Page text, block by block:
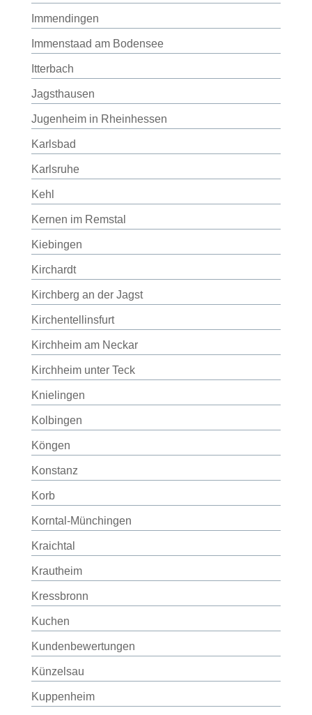
Immendingen
Immenstaad am Bodensee
Itterbach
Jagsthausen
Jugenheim in Rheinhessen
Karlsbad
Karlsruhe
Kehl
Kernen im Remstal
Kiebingen
Kirchardt
Kirchberg an der Jagst
Kirchentellinsfurt
Kirchheim am Neckar
Kirchheim unter Teck
Knielingen
Kolbingen
Köngen
Konstanz
Korb
Korntal-Münchingen
Kraichtal
Krautheim
Kressbronn
Kuchen
Kundenbewertungen
Künzelsau
Kuppenheim